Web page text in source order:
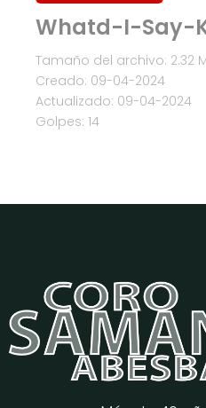
Whatd-I-Say-
Tamaño del archivo: 2.32
Creado: 09-04-2024
Actualizado: 09-04-2024
Golpes: 14